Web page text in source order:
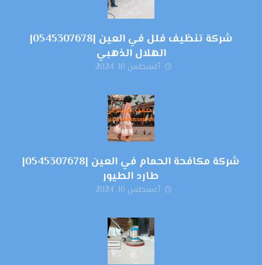
شركة تنظيف فلل في العين |0545307678|
الهلال الذهبي
أغسطس 10, 2024
شركة مكافحة الحمام في العين |0545307678|
طارد الطيور
أغسطس 10, 2024